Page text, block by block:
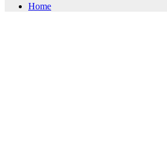
Home